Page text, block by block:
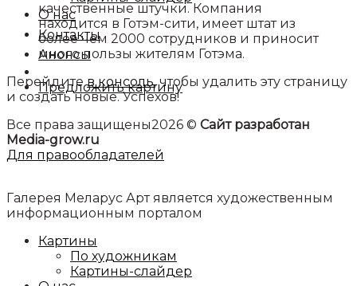
О нас
Контакты
Анонсы
Предложить картину
качественные штучки. Компания
находится в Готэм-сити, имеет штат из
более чем 2000 сотрудников и приносит
много пользы жителям Готэма.
Перейдитев консоль, чтобы удалить эту страницу
и создать новые. Успехов!
Все права защищены2026 © Сайт разработан
Media-grow.ru
Для правообладателей
Галерея Меларус Арт является художественным
информационным порталом
Картины
По художникам
Картины-слайдер